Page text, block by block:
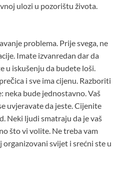
ulozi u pozorištu života.
problema. Prije svega, ne
Imate izvanredan dar da
u iskušenju da budete loši.
i sve ima cijenu. Razboriti
neka bude jednostavno. Vaš
uvjeravate da jeste. Cijenite
Neki ljudi smatraju da je vaš
što vi volite. Ne treba vam
svijet i srećni ste u